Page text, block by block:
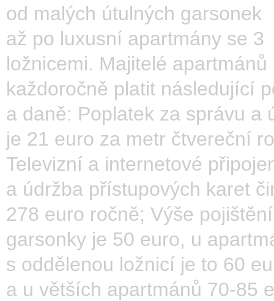
od malých útulných garsonek
až po luxusní apartmány se 3
ložnicemi. Majitelé apartmánů
každoročně platit následující
a daně: Poplatek za správu a
je 21 euro za metr čtvereční
Televizní a internetové
a údržba přístupových karet
278 euro ročně; Výše pojištění
garsonky je 50 euro, u
s oddělenou ložnicí je to 60
a u větších apartmánů 70-85